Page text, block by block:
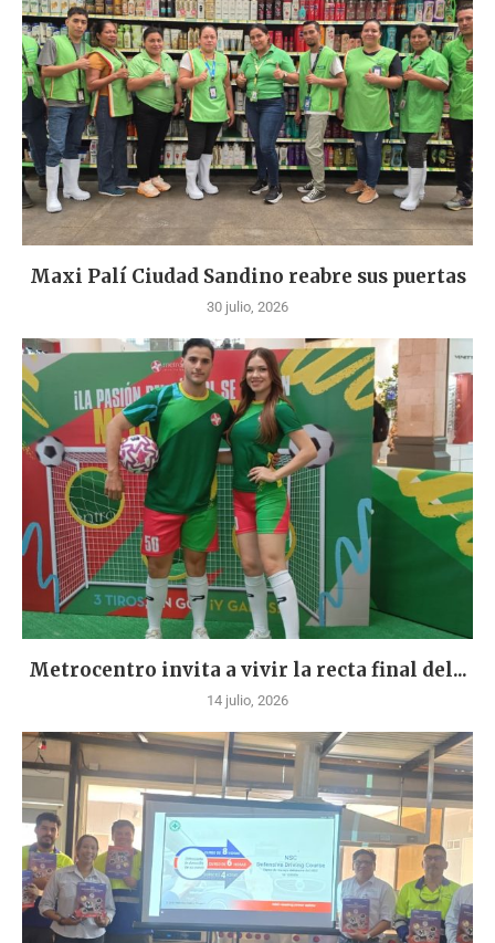
Maxi Palí Ciudad Sandino reabre sus puertas
30 julio, 2026
Metrocentro invita a vivir la recta final del...
14 julio, 2026